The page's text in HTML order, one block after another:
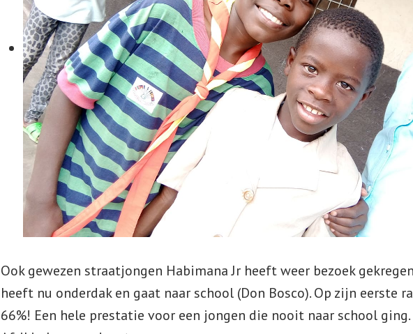
Ook gewezen straatjongen Habimana Jr heeft weer bezoek
heeft nu onderdak en gaat naar school (Don Bosco). Op zijn eerste
66%! Een hele prestatie voor een jongen die nooit naar school